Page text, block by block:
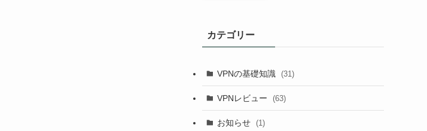
カテゴリー
VPNの基礎知識 (31)
VPNレビュー (63)
お知らせ (1)